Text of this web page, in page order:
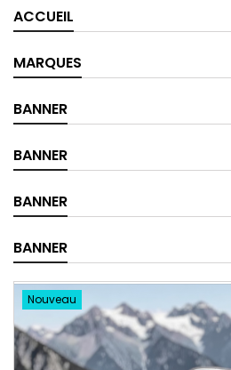
ACCUEIL
MARQUES
BANNER
BANNER
BANNER
BANNER
Nouveau